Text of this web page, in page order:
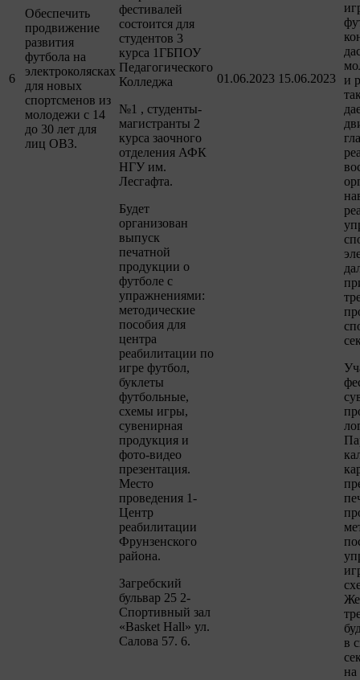
6
Обеспечить
продвижение
развития
футбола на
электроколясках
для новых
спортсменов из
молодежи с 14
до 30 лет для
лиц ОВЗ.
фестивалей
состоится для
студентов 3
курса 1ГБПОУ
Педагогического
Колледжа
№1 , студенты-
магистранты 2
курса заочного
отделения АФК
НГУ им.
Лесгафта.
Будет
организован
выпуск
печатной
продукции о
футболе с
упражнениями:
методические
пособия для
центра
реабилитации по
игре футбол,
буклеты
футбольные,
схемы игры,
сувенирная
продукция и
фото-видео
презентация.
Место
проведения 1-
Центр
реабилитации
Фрунзенского
района.
Загребский
бульвар 25 2-
Спортивный зал
«Basket Hall» ул.
Салова 57. 6.
01.06.2023 15.06.2023
и
в
на